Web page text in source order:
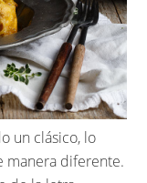
un clásico, lo
manera diferente.